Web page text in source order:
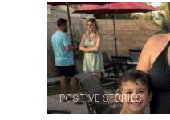
POSITIVE STORIES